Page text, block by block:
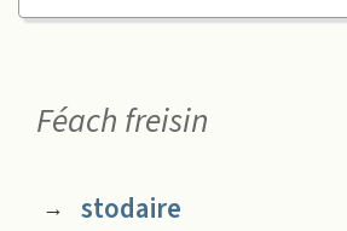
Féach freisin
→ stodaire